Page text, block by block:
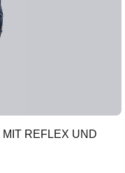
REFLEX UND